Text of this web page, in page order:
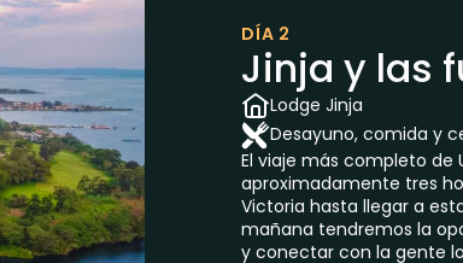
DÍA 2
Jinja y las
Lodge Jinja
Desayuno, comida y
El viaje más completo de
aproximadamente tres
Victoria hasta llegar a
mañana tendremos la
y conectar con la gente